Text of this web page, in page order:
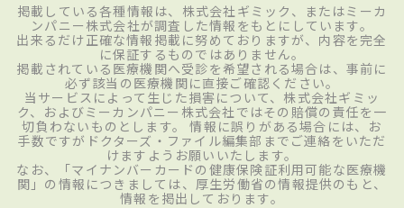
掲載している各種情報は、株式会社ギミック、またはミーカ
ンパニー株式会社が調査した情報をもとにしています。
出来るだけ正確な情報掲載に努めておりますが、内容を完全
に保証するものではありません。
掲載されている医療機関へ受診を希望される場合は、事前に
必ず該当の医療機関に直接ご確認ください。
当サービスによって生じた損害について、株式会社ギミッ
ク、およびミーカンパニー株式会社ではその賠償の責任を一
切負わないものとします。 情報に誤りがある場合には、お
手数ですがドクターズ・ファイル編集部までご連絡をいただ
けますようお願いいたします。
なお、「マイナンバーカードの健康保険証利用可能な医療機
関」の情報につきましては、厚生労働省の情報提供のもと、
情報を掲出しております。